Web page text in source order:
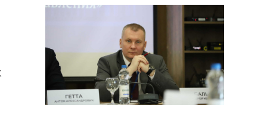
МИД РФ: Поездка
Зеленского в США не принесла
ожидаемых результатов
Белорусские школьники
собрали первые «космические»
томаты из семян, побывавших
на орбите